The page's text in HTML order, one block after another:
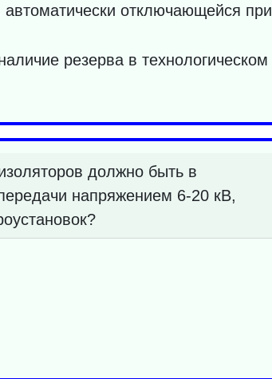
автоматически отключающейся при
резерва в технологическом
должно быть в
напряжением 6-20 кВ,